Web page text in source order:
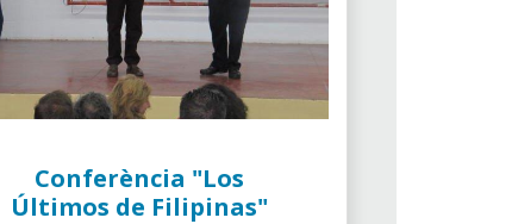
Conferència "Los
Últimos de Filipinas"